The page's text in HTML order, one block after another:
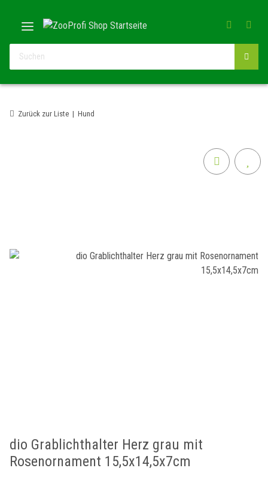
Zurück zur Liste Hund
dio Grablichthalter Herz grau mit
Rosenornament 15,5x14,5x7cm